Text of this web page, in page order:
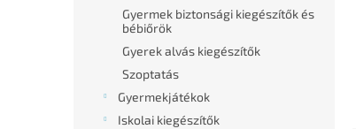
Gyermek biztonsági kiegészítők és
bébiőrök
Gyerek alvás kiegészítők
Szoptatás
Gyermekjátékok
Iskolai kiegészítők